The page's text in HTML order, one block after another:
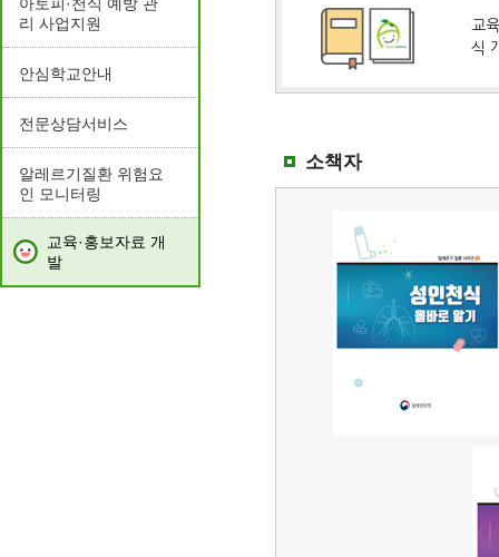
리 사업지원
안심학교안내
전문상담서비스
알레르기질환 위험요
인 모니터링
교육·홍보자료 개
발
교
식
소책자